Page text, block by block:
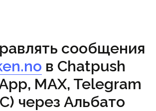
сообщения
в Chatpush
MAX, Telegram
через Альбато